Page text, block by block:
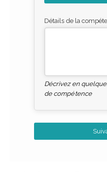
Détails de la
Décrivez en
de compétence